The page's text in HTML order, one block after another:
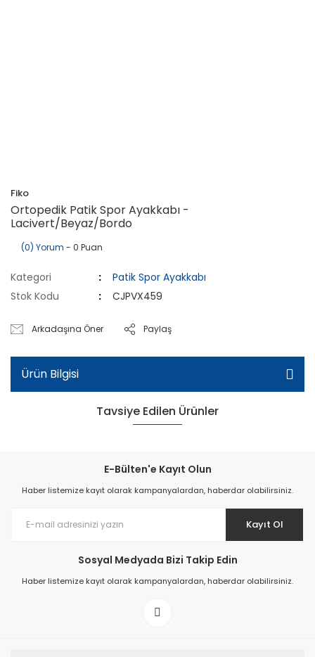
Fiko
Ortopedik Patik Spor Ayakkabı -
Lacivert/Beyaz/Bordo
(0) Yorum - 0 Puan
Kategori
Patik Spor Ayakkabı
Stok Kodu
CJPVX459
Arkadaşına Öner Paylaş
Ürün Bilgisi
Tavsiye Edilen Ürünler
E-Bülten'e Kayıt Olun
Haber listemize kayıt olarak kampanyalardan, haberdar olabilirsiniz.
Kayıt Ol
Sosyal Medyada Bizi Takip Edin
Haber listemize kayıt olarak kampanyalardan, haberdar olabilirsiniz.